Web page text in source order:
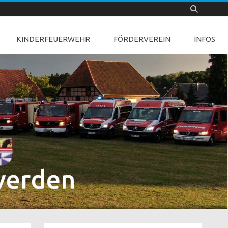
KINDERFEUERWEHR FÖRDERVEREIN INFOS